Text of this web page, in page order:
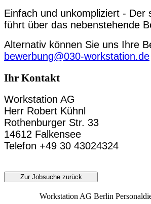
Einfach und unkompliziert - Der
führt über das nebenstehende
Alternativ können Sie uns Ihre
bewerbung@030-workstation.de
Ihr Kontakt
Workstation AG
Herr Robert Kühnl
Rothenburger Str. 33
14612 Falkensee
Telefon +49 30 43024324
Zur Jobsuche zurück
Workstation AG Berlin